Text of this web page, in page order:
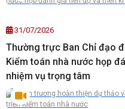
31/07/2026
Thường trực Ban Chỉ đạo
Kiểm toán nhà nước họp
nhiệm vụ trọng tâm